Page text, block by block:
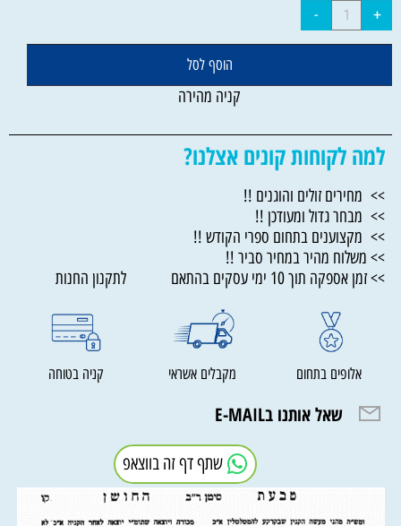
הוסף לסל
קניה מהירה
למה לקוחות קונים אצלנו?
>> מחירים זולים והוגנים !!
>> מבחר גדול ומעודכן !!
>> מקצוענים בתחום ספרי הקודש !!
>> משלוח מהיר במחיר סביר !!
>> זמן אספקה תוך 10 ימי עסקים בהתאם לתקנון החנות
אלופים בתחום מקבלים אשראי קניה בטוחה
שאל אותנו בE-MAIL
שתף דף זה בווצאפ